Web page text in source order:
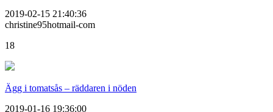
2019-02-15 21:40:36
christine95hotmail-com
18
Ägg i tomatsås – räddaren i nöden
2019-01-16 19:36:00